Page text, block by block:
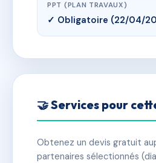
PPT (PLAN TRAVAUX)
✓ Obligatoire (22/04/
🤝 Services pour
Obtenez un devis gratuit
partenaires sélectionnés